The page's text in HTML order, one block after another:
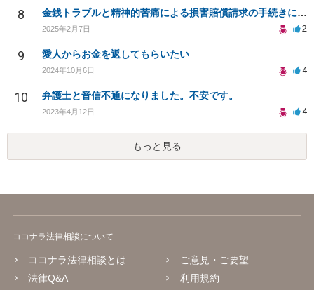
8 金銭トラブルと精神的苦痛による損害賠償請求の手続きについて
2025年2月7日 2
9 愛人からお金を返してもらいたい
2024年10月6日 4
10 弁護士と音信不通になりました。不安です。
2023年4月12日 4
もっと見る
ココナラ法律相談について
ココナラ法律相談とは
法律Q&A
ご意見・ご要望
利用規約